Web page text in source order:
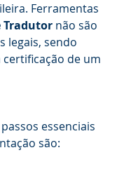
Ferramentas
Tradutor não são
legais, sendo
certificação de um
essenciais
são: